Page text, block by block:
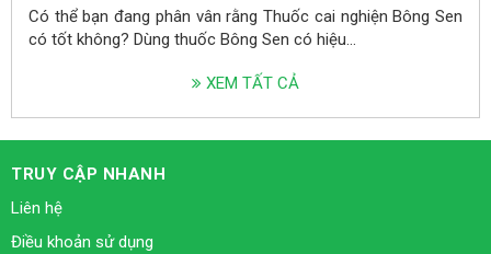
Có thể bạn đang phân vân rằng Thuốc cai nghiện Bông Sen
có tốt không? Dùng thuốc Bông Sen có hiệu...
XEM TẤT CẢ
TRUY CẬP NHANH
Liên hệ
Điều khoản sử dụng